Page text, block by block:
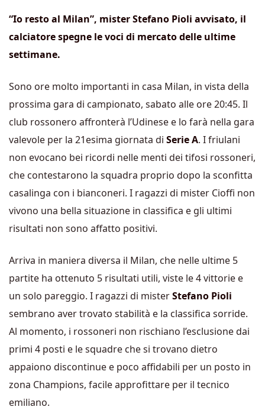
“Io resto al Milan”, mister Stefano Pioli avvisato, il
calciatore spegne le voci di mercato delle ultime
settimane.
Sono ore molto importanti in casa Milan, in vista della
prossima gara di campionato, sabato alle ore 20:45. Il
club rossonero affronterà l’Udinese e lo farà nella gara
valevole per la 21esima giornata di Serie A. I friulani
non evocano bei ricordi nelle menti dei tifosi rossoneri,
che contestarono la squadra proprio dopo la sconfitta
casalinga con i bianconeri. I ragazzi di mister Cioffi non
vivono una bella situazione in classifica e gli ultimi
risultati non sono affatto positivi.
Arriva in maniera diversa il Milan, che nelle ultime 5
partite ha ottenuto 5 risultati utili, viste le 4 vittorie e
un solo pareggio. I ragazzi di misterStefano Pioli
sembrano aver trovato stabilità e la classifica sorride.
Al momento, i rossoneri non rischiano l’esclusione dai
primi 4 posti e le squadre che si trovano dietro
appaiono discontinue e poco affidabili per un posto in
zona Champions, facile approfittare per il tecnico
emiliano.